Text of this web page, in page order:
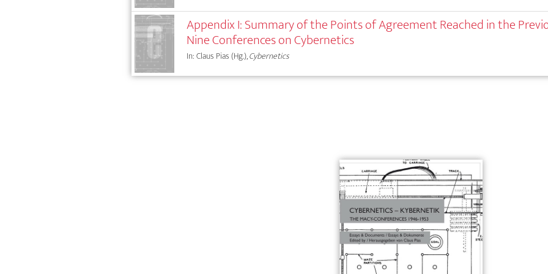
Appendix I: Summary of the Points of Agreement Reached in the
Nine Conferences on Cybernetics
In: Claus Pias (Hg.),Cybernetics